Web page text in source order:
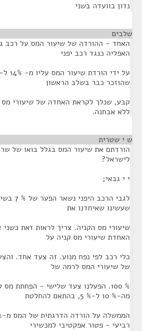
נדון בוועדה בשני
שלבים
האחד - ההורדה של שיעור המס על רכב
האפליה כנגד רכב יפני
שהוזכר כבר בשלב הראשון
קבע, שנלך לקראת האחדה של שיעורי מס
ללא אבחנה.
ש י שטרית
הורדתם את שיעור המס בגלל בואו של שר
לישראל?
י י גבאי;
לגבי
שעשינו שאיחדנו את
שיעורי מס הקניה. צריך לראות זאת כשני
האחדת שיעורי מס קניה על
כלי רכב לפי נפח מנוע. זה צעד אחד.
של שיעורי המס לרמה של
% 100. הפעלנו צעד שלישי - הפחתת
מה-% 10 ל-% 5, בהתאם להחלטת
רביעי - פטור אפקטיבי למכשירי